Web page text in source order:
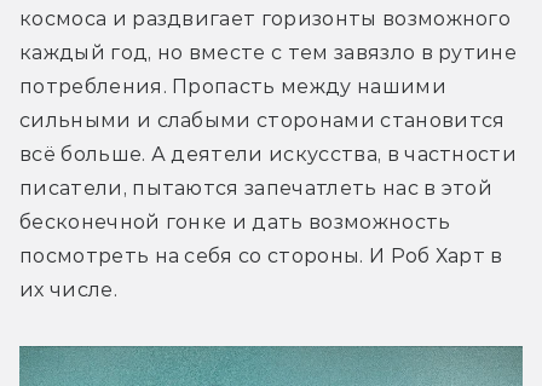
космоса и раздвигает горизонты возможного
каждый год, но вместе с тем завязло в рутине
потребления. Пропасть между нашими
сильными и слабыми сторонами становится
всё больше. А деятели искусства, в частности
писатели, пытаются запечатлеть нас в этой
бесконечной гонке и дать возможность
посмотреть на себя со стороны. И Роб Харт в
их числе.